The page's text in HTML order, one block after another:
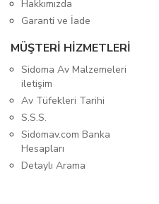
Hakkımızda
Garanti ve İade
MÜŞTERİ HİZMETLERİ
Sidoma Av Malzemeleri
iletişim
Av Tüfekleri Tarihi
S.S.S.
Sidomav.com Banka
Hesapları
Detaylı Arama